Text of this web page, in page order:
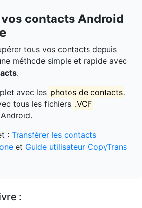
contacts Android
tous vos contacts depuis
méthode simple et rapide avec
.
avec les photos de contacts .
tous les fichiers .VCF
: Transférer les contacts
et Guide utilisateur CopyTrans
: